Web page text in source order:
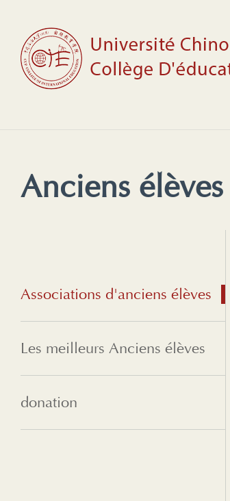
Anciens élèves
Associations d'anciens élèves
Les meilleurs Anciens élèves
donation